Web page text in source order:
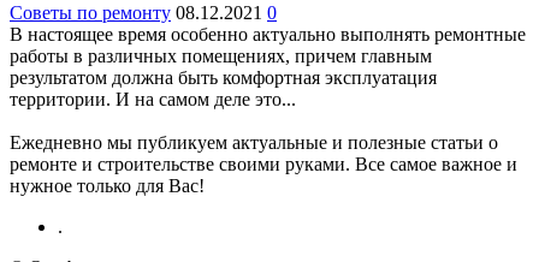
Советы по ремонту 08.12.2021 0
В настоящее время особенно актуально выполнять ремонтные
работы в различных помещениях, причем главным
результатом должна быть комфортная эксплуатация
территории. И на самом деле это...
Ежедневно мы публикуем актуальные и полезные статьи о
ремонте и строительстве своими руками. Все самое важное и
нужное только для Вас!
.